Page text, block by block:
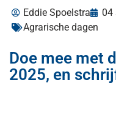
Eddie Spoelstra 04
Agrarische dagen
Doe mee met
2025, en